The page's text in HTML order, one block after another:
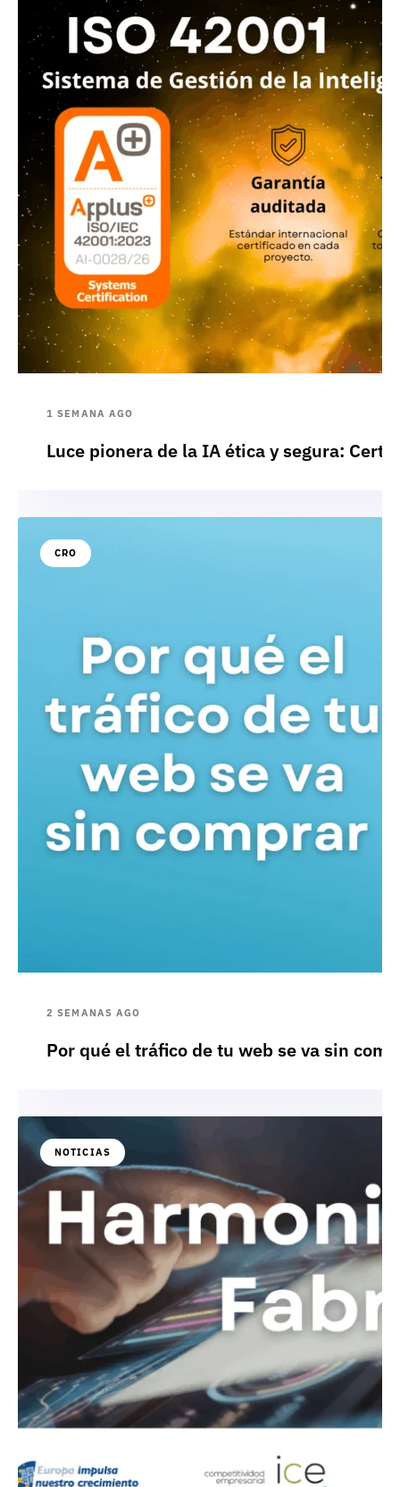
1 SEMANA AGO
Luce pionera de la IA ética y segura:
CRO
2 SEMANAS AGO
Por qué el tráfico de tu web se va sin
NOTICIAS